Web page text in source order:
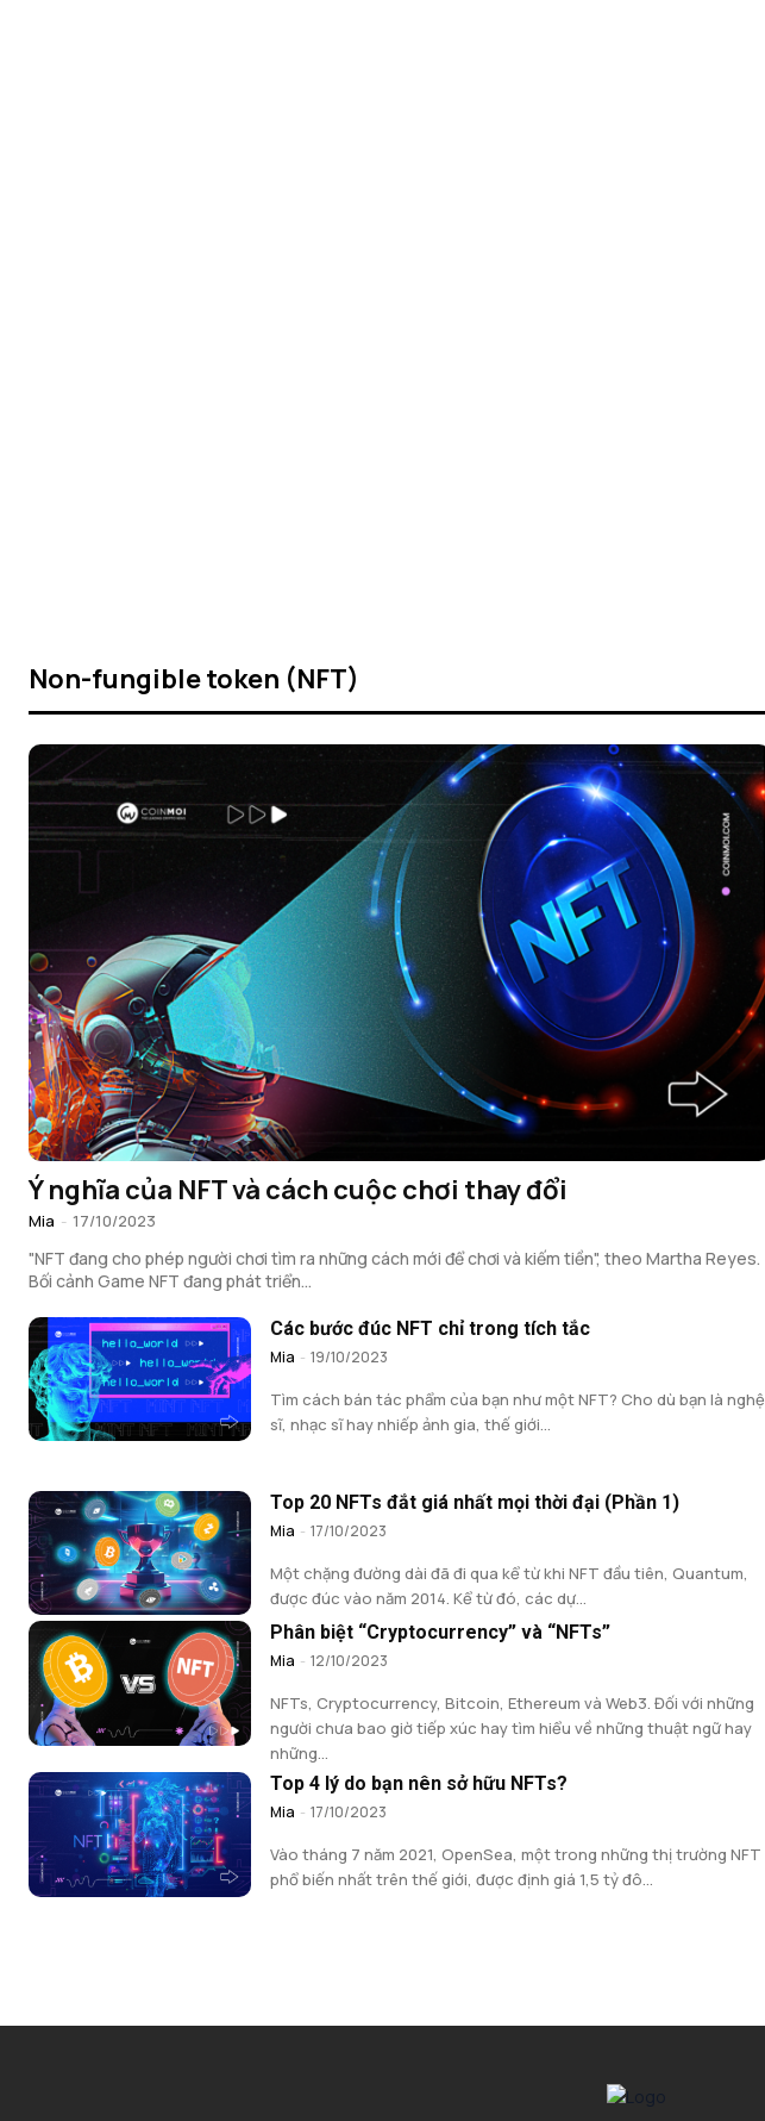
Non-fungible token (NFT)
Ý nghĩa của NFT và cách cuộc chơi thay đổi
Mia - 17/10/2023
"NFT đang cho phép người chơi tìm ra những cách mới để chơi và kiếm tiền", theo Martha Reyes.
Bối cảnh Game NFT đang phát triển...
Các bước đúc NFT chỉ trong tích tắc
Mia - 19/10/2023
Tìm cách bán tác phẩm của bạn như một NFT? Cho dù bạn là nghệ
sĩ, nhạc sĩ hay nhiếp ảnh gia, thế giới...
Top 20 NFTs đắt giá nhất mọi thời đại (Phần 1)
Mia - 17/10/2023
Một chặng đường dài đã đi qua kể từ khi NFT đầu tiên, Quantum,
được đúc vào năm 2014. Kể từ đó, các dự...
Phân biệt “Cryptocurrency” và “NFTs”
Mia - 12/10/2023
NFTs, Cryptocurrency, Bitcoin, Ethereum và Web3. Đối với những
người chưa bao giờ tiếp xúc hay tìm hiểu về những thuật ngữ hay
những...
Top 4 lý do bạn nên sở hữu NFTs?
Mia - 17/10/2023
Vào tháng 7 năm 2021, OpenSea, một trong những thị trường NFT
phổ biến nhất trên thế giới, được định giá 1,5 tỷ đô...